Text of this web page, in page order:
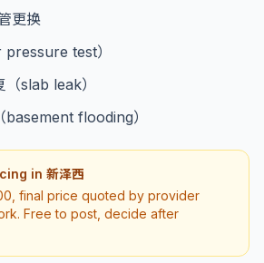
更换
test）
slab leak）
basement flooding）
in 新泽西
final price quoted by provider
Free to post, decide after